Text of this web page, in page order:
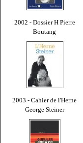
2002 - Dossier H Pierre
Boutang
2003 - Cahier de l'Herne
George Steiner